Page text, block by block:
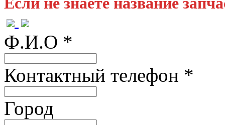
Ф.И.О *
Контактный телефон *
Город